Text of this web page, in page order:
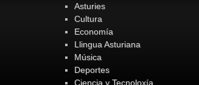
Asturies
Cultura
Economía
Llingua Asturiana
Música
Deportes
Ciencia y Tecnoloxía